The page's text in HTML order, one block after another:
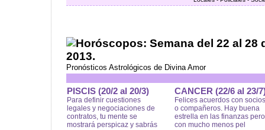
Horóscopos: Semana del 22 al 28
2013.
Pronósticos Astrológicos de Divina Amor
PISCIS (20/2 al 20/3)
Para definir cuestiones
legales y negociaciones de
contratos, tu mente se
mostrará perspicaz y sabrás
CANCER (22/6 al 23/
Felices acuerdos con socios
o compañeros. Hay buena
estrella en las finanzas pero
con mucho menos pel